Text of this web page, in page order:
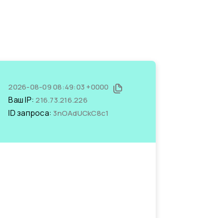
2026-08-09 08:49:03 +0000
Ваш IP:216.73.216.226
ID запроса: 3nOAdUCkC8c1